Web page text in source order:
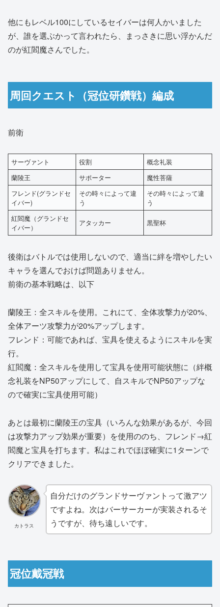
他にもレベル100にしているセイバーは何人かいました
が、誰を選ぶかって言われたら、まっさきに思い浮かんだ
のが紅閻魔さんでした。
周回クエスト（冠位研鑽戦）編成
前衛
サーヴァント 役割
概念礼装
蘭陵王
サポーター
魔性菩薩
フレンド(グランドセ
イバー)
その時々によって違
う
その時々によって違
う
紅閻魔（グランドセ
イバー）
アタッカー 黒聖杯
後衛はバトルでは使用しないので、適当に絆を増やしたい
キャラを選んでおけば問題ありません。
前衛の基本戦略は、以下
蘭陵王：全スキルを使用。これにて、全体攻撃力が20%、
全体アーツ攻撃力が20%アップします。
フレンド：可能であれば、宝具を使えるようにスキルを実
行。
紅閻魔：全スキルを使用して宝具を使用可能状態に（絆概
念礼装をNP50アップにして、自スキルでNP50アップな
ので確実に宝具使用可能）
あとは最初に蘭陵王の宝具（いろんな効果があるが、今回
は攻撃力アップ効果が重要）を使用ののち、フレンド→紅
閻魔と宝具を打ちます。私はこれでほぼ確実に1ターンで
クリアできました。
カトラス
自分だけのグランドサーヴァントって激アツ
ですよね。次はバーサーカーが実装されるそ
うですが、待ち遠しいです。
冠位戴冠戦